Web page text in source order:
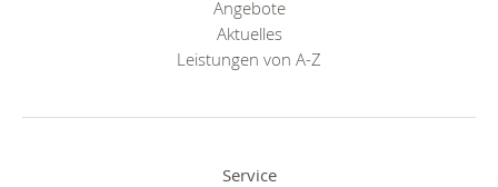
Angebote
Aktuelles
Leistungen von A-Z
Service